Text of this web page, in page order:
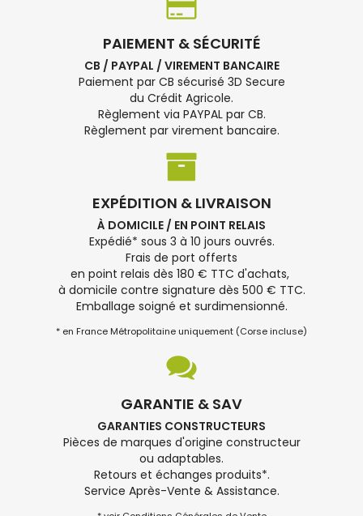
PAIEMENT & SÉCURITÉ
CB / PAYPAL / VIREMENT BANCAIRE
Paiement par CB sécurisé 3D Secure
du Crédit Agricole.
Règlement via PAYPAL par CB.
Règlement par virement bancaire.
EXPÉDITION & LIVRAISON
À DOMICILE / EN POINT RELAIS
Expédié* sous 3 à 10 jours ouvrés.
Frais de port offerts
en point relais dès 180 € TTC d'achats,
à domicile contre signature dès 500 € TTC.
Emballage soigné et surdimensionné.
* en France Métropolitaine uniquement (Corse incluse)
GARANTIE & SAV
GARANTIES CONSTRUCTEURS
Pièces de marques d'origine constructeur
ou adaptables.
Retours et échanges produits*.
Service Après-Vente & Assistance.